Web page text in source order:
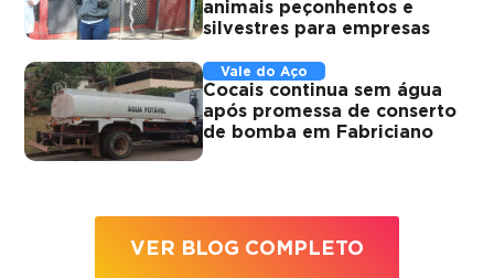
animais peçonhentos e
silvestres para empresas
Vale do Aço
Cocais continua sem água
após promessa de conserto
de bomba em Fabriciano
VER BLOG COMPLETO